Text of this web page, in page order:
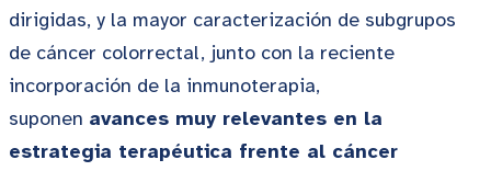
dirigidas, y la mayor caracterización de subgrupos
de cáncer colorrectal, junto con la reciente
incorporación de la inmunoterapia,
suponen avances muy relevantes en la
estrategia terapéutica frente al cáncer